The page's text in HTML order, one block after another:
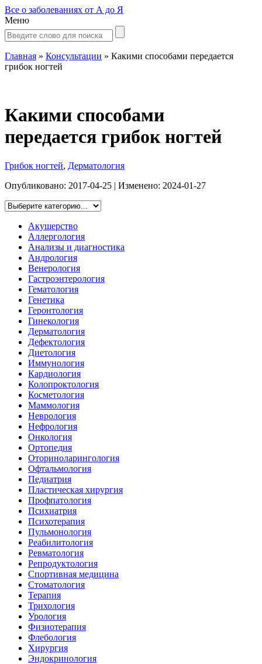
Все о заболеваниях от А до Я
Меню
Главная » Консультации » Какими способами передается
грибок ногтей
Какими способами
передается грибок ногтей
Грибок ногтей, Дерматология
Опубликовано: 2017-04-25 | Изменено: 2024-01-27
Акушерство
Аллергология
Анализы и диагностика
Андрология
Венерология
Гастроэнтерология
Гематология
Генетика
Геронтология
Гинекология
Дерматология
Дефектология
Диетология
Иммунология
Кардиология
Колопроктология
Косметология
Маммология
Неврология
Нефрология
Онкология
Ортопедия
Оториноларингология
Офтальмология
Педиатрия
Пластическая хирургия
Профпатология
Психиатрия
Психотерапия
Пульмонология
Реабилитология
Ревматология
Репродуктология
Спортивная медицина
Стоматология
Терапия
Трихология
Урология
Физиотерапия
Флебология
Хирургия
Эндокринология